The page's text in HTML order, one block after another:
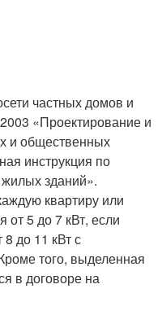
частных домов и
«Проектирование и
и общественных
инструкция по
жилых зданий».
квартиру или
от 5 до 7 кВт, если
8 до 11 кВт с
того, выделенная
в договоре на